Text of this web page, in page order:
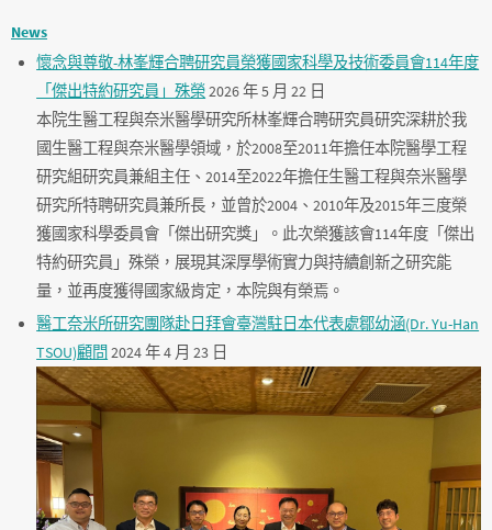
News
懷念與尊敬-林峯輝合聘研究員榮獲國家科學及技術委員會114年度
「傑出特約研究員」殊榮2026 年 5 月 22 日
本院生醫工程與奈米醫學研究所林峯輝合聘研究員研究深耕於我
國生醫工程與奈米醫學領域，於2008至2011年擔任本院醫學工程
研究組研究員兼組主任、2014至2022年擔任生醫工程與奈米醫學
研究所特聘研究員兼所長，並曾於2004、2010年及2015年三度榮
獲國家科學委員會「傑出研究獎」。此次榮獲該會114年度「傑出
特約研究員」殊榮，展現其深厚學術實力與持續創新之研究能
量，並再度獲得國家級肯定，本院與有榮焉。
醫工奈米所研究團隊赴日拜會臺灣駐日本代表處鄒幼涵(Dr. Yu-Han
TSOU)顧問 2024 年 4 月 23 日